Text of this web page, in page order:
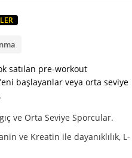
satılan pre-workout
başlayanlar veya orta seviye
ve Orta Seviye Sporcular.
ve Kreatin ile dayanıklılık, L-